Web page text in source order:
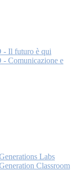
- Il futuro è qui
Comunicazione e
Labs
Classroom